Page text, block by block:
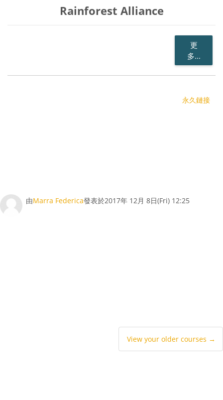
Rainforest Alliance
更
多...
永久鏈接
由Marra Federica發表於2017年 12月 8日(Fri) 12:25
Number of replies: 0
View your older courses →